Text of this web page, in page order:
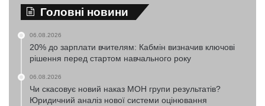
Головні новини
06.08.2026
20% до зарплати вчителям: Кабмін визначив ключові
рішення перед стартом навчального року
06.08.2026
Чи скасовує новий наказ МОН групи результатів?
Юридичний аналіз нової системи оцінювання